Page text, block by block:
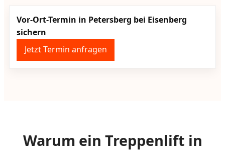
Vor-Ort-Termin in Petersberg bei Eisenberg
sichern
Jetzt Termin anfragen
Warum ein Treppenlift in